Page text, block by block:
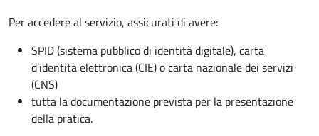
Per accedere al servizio, assicurati di avere:
SPID (sistema pubblico di identità digitale), carta
d’identità elettronica (CIE) o carta nazionale dei servizi
(CNS)
tutta la documentazione prevista per la presentazione
della pratica.